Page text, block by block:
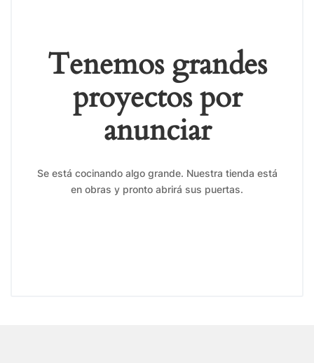
Tenemos grandes
proyectos por
anunciar
Se está cocinando algo grande. Nuestra tienda está
en obras y pronto abrirá sus puertas.